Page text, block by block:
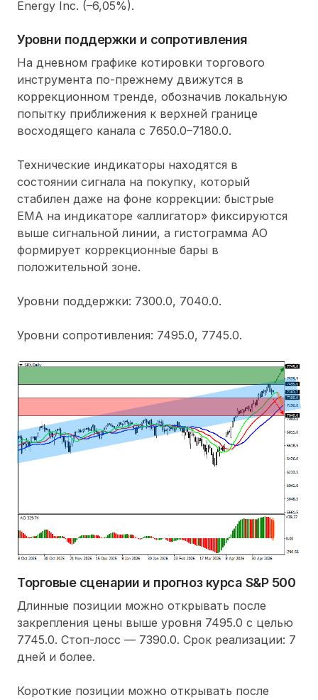
Energy Inc. (–6,05%).
Уровни поддержки и сопротивления
На дневном графике котировки торгового
инструмента по-прежнему движутся в
коррекционном тренде, обозначив локальную
попытку приближения к верхней границе
восходящего канала с 7650.0–7180.0.
Технические индикаторы находятся в
состоянии сигнала на покупку, который
стабилен даже на фоне коррекции: быстрые
ЕМА на индикаторе «аллигатор» фиксируются
выше сигнальной линии, а гистограмма АО
формирует коррекционные бары в
положительной зоне.
Уровни поддержки: 7300.0, 7040.0.
Уровни сопротивления: 7495.0, 7745.0.
Торговые сценарии и прогноз курса S&P 500
Длинные позиции можно открывать после
закрепления цены выше уровня 7495.0 с целью
7745.0. Стоп-лосс — 7390.0. Срок реализации: 7
дней и более.
Короткие позиции можно открывать после